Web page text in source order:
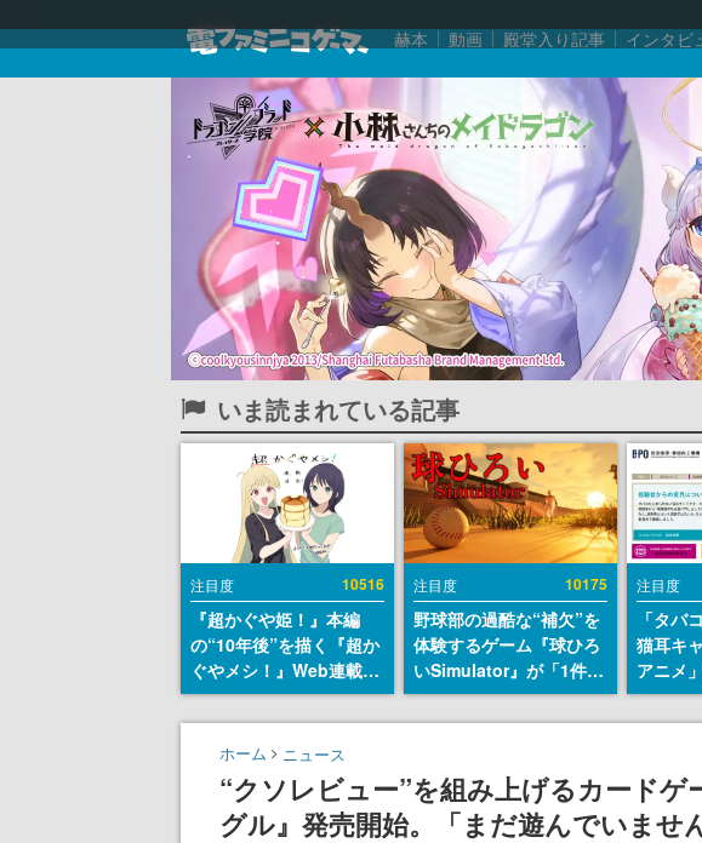
赫本 動画 殿堂入り記事 インタビ
いま読まれている記事
注目度 10516
『超かぐや姫！』本編
の“10年後”を描く『超か
ぐやメシ！』Web連載決
定。新たなWebマンガレ
ーベル「ビビビコミッ
ク」にて特別話が掲載ス
タート、あのお話には…
まだ続きがある！
注目度 10175
野球部の過酷な“補欠”を
体験するゲーム『球ひろ
いSimulator』が「1件」
のウィッシュリストをも
とにチェコ語に対応し
ダム・カム』開発元やチ
ェコのプロ野球選手から
称賛の声
注目度
「タバ
猫耳キ
アニメ
から批
の使用
す
ホーム ニュース
“クソレビュー”を組み上げるカード
グル』発売開始。「まだ遊んでいませ